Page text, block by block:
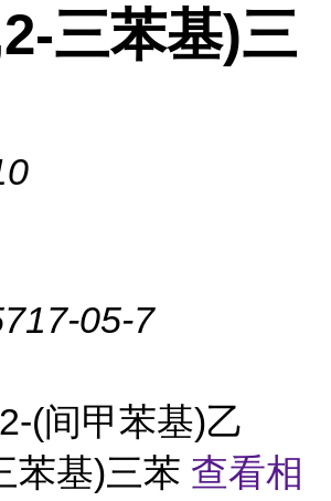
三苯基)三
05-7
(间甲苯基)乙
苯基)三苯 查看相